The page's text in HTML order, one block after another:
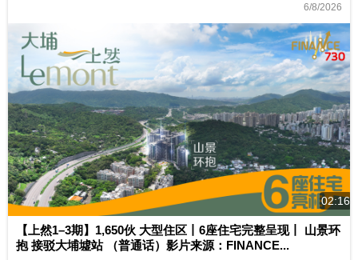
6/8/2026
02:16
【上然1–3期】1,650伙 大型住区丨6座住宅完整呈现丨 山景环
抱 接驳大埔墟站 （普通话）影片来源：FINANCE...